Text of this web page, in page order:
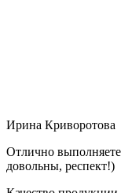
Ирина Криворотова
Отлично выполняете
довольны, респект!)